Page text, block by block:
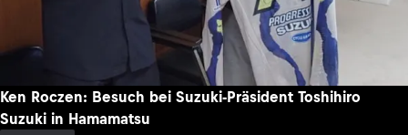
Ken Roczen: Besuch bei Suzuki-Präsident Toshihiro
Suzuki in Hamamatsu